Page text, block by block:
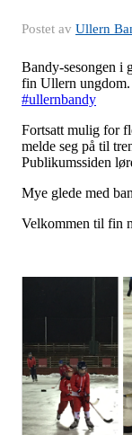
Postet av Ullern
Bandy-sesongen i
fin Ullern ungdom.
#ullernbandy
Fortsatt mulig for
melde seg på til
Publikumssiden
Mye glede med
Velkommen til fin